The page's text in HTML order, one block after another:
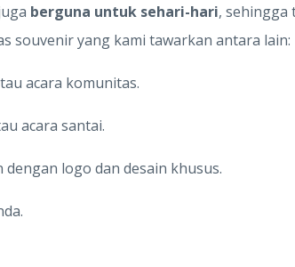
berguna untuk sehari-hari, sehingga
souvenir yang kami tawarkan antara lain:
acara komunitas.
acara santai.
logo dan desain khusus.